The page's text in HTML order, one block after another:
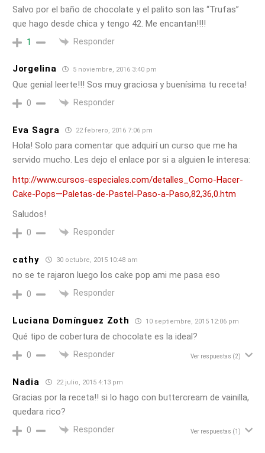
Salvo por el baño de chocolate y el palito son las “Trufas”
que hago desde chica y tengo 42. Me encantan!!!!
1 Responder
Jorgelina 5 noviembre, 2016 3:40 pm
Que genial leerte!!! Sos muy graciosa y buenísima tu receta!
0 Responder
Eva Sagra 22 febrero, 2016 7:06 pm
Hola! Solo para comentar que adquirí un curso que me ha
servido mucho. Les dejo el enlace por si a alguien le interesa:
http://www.cursos-especiales.com/detalles_Como-Hacer-
Cake-Pops—Paletas-de-Pastel-Paso-a-Paso,82,36,0.htm
Saludos!
0 Responder
cathy 30 octubre, 2015 10:48 am
no se te rajaron luego los cake pop ami me pasa eso
0 Responder
Luciana Domínguez Zoth 10 septiembre, 2015 12:06 pm
Qué tipo de cobertura de chocolate es la ideal?
0 Responder Ver respuestas (2)
Nadia 22 julio, 2015 4:13 pm
Gracias por la receta!! si lo hago con buttercream de vainilla,
quedara rico?
0 Responder Ver respuestas (1)